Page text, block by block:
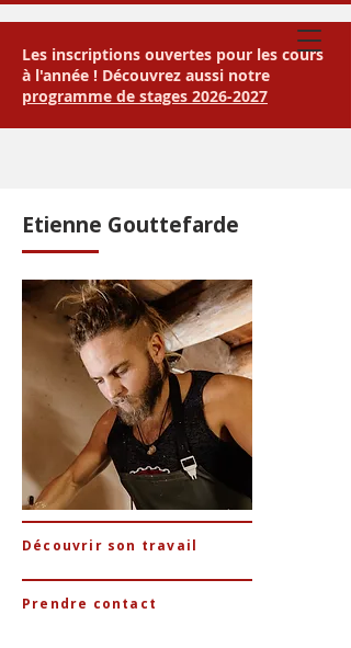
Les inscriptions ouvertes pour les cours
à l'année ! Découvrez aussi notre
programme de stages 2026-2027
Etienne Gouttefarde
Découvrir son travail
Prendre contact